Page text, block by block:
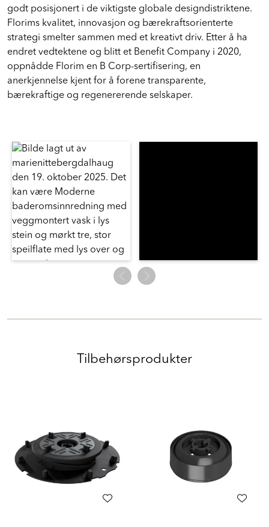
godt posisjonert i de viktigste globale designdistriktene.
Florims kvalitet, innovasjon og bærekraftsorienterte
strategi smelter sammen med et kreativt driv. Etter å ha
endret vedtektene og blitt et Benefit Company i 2020,
oppnådde Florim en B Corp-sertifisering, en
anerkjennelse kjent for å forene transparente,
bærekraftige og regenererende selskaper.
Tilbehørsprodukter